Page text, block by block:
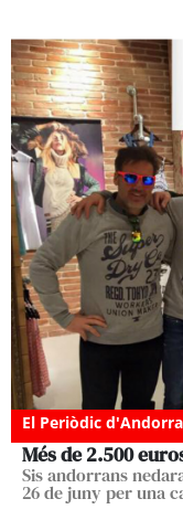
El Periòdic d'Andorra
Més de 2.500
Sis andorrans
26 de juny per una